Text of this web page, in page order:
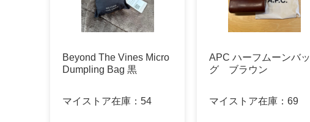
Beyond The Vines Micro
Dumpling Bag 黒
マイストア在庫： 54
APC ハーフムーンバッ
グ ブラウン
マイストア在庫： 69